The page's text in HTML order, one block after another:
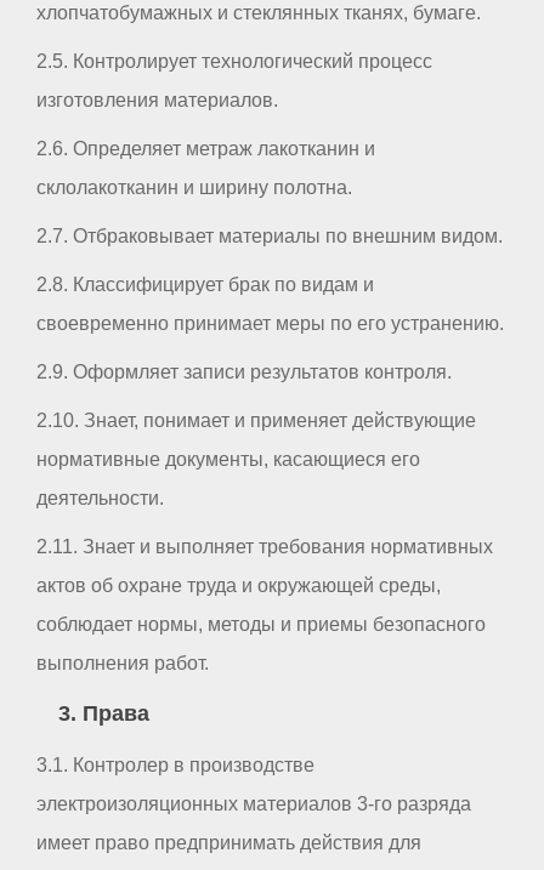
хлопчатобумажных и стеклянных тканях, бумаге.
2.5. Контролирует технологический процесс
изготовления материалов.
2.6. Определяет метраж лакотканин и
склолакотканин и ширину полотна.
2.7. Отбраковывает материалы по внешним видом.
2.8. Классифицирует брак по видам и
своевременно принимает меры по его устранению.
2.9. Оформляет записи результатов контроля.
2.10. Знает, понимает и применяет действующие
нормативные документы, касающиеся его
деятельности.
2.11. Знает и выполняет требования нормативных
актов об охране труда и окружающей среды,
соблюдает нормы, методы и приемы безопасного
выполнения работ.
3. Права
3.1. Контролер в производстве
электроизоляционных материалов 3-го разряда
имеет право предпринимать действия для